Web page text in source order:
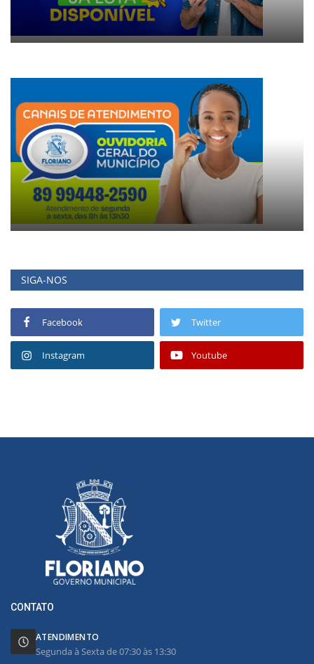
SIGA-NOS
Facebook Twitter
Instagram Youtube
CONTATO
ATENDIMENTO
Segunda à Sexta de 07:30 às 13:30